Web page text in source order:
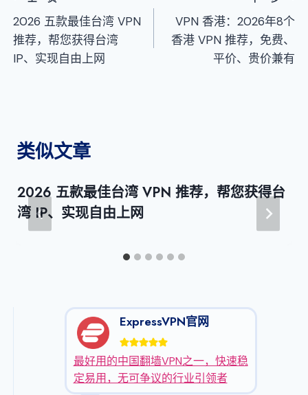
章
导
2026 五款最佳台湾 VPN
推荐，帮您获得台湾
IP、实现自由上网
VPN 香港：2026年8个
香港 VPN 推荐，免费、
平价、贵价兼有
类似文章
2026 五款最佳台湾 VPN 推荐，帮您获得台
湾 IP、实现自由上网
ExpressVPN官网
最好用的中国翻墙VPN之一，快速稳
定易用，无可争议的行业引领者